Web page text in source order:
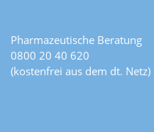
Pharmazeutische Beratung
0800 20 40 620
(kostenfrei aus dem dt. Netz)